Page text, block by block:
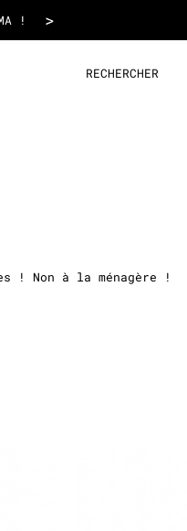
RECHERCHER
! Non à la ménagère !
peu de sable partout où